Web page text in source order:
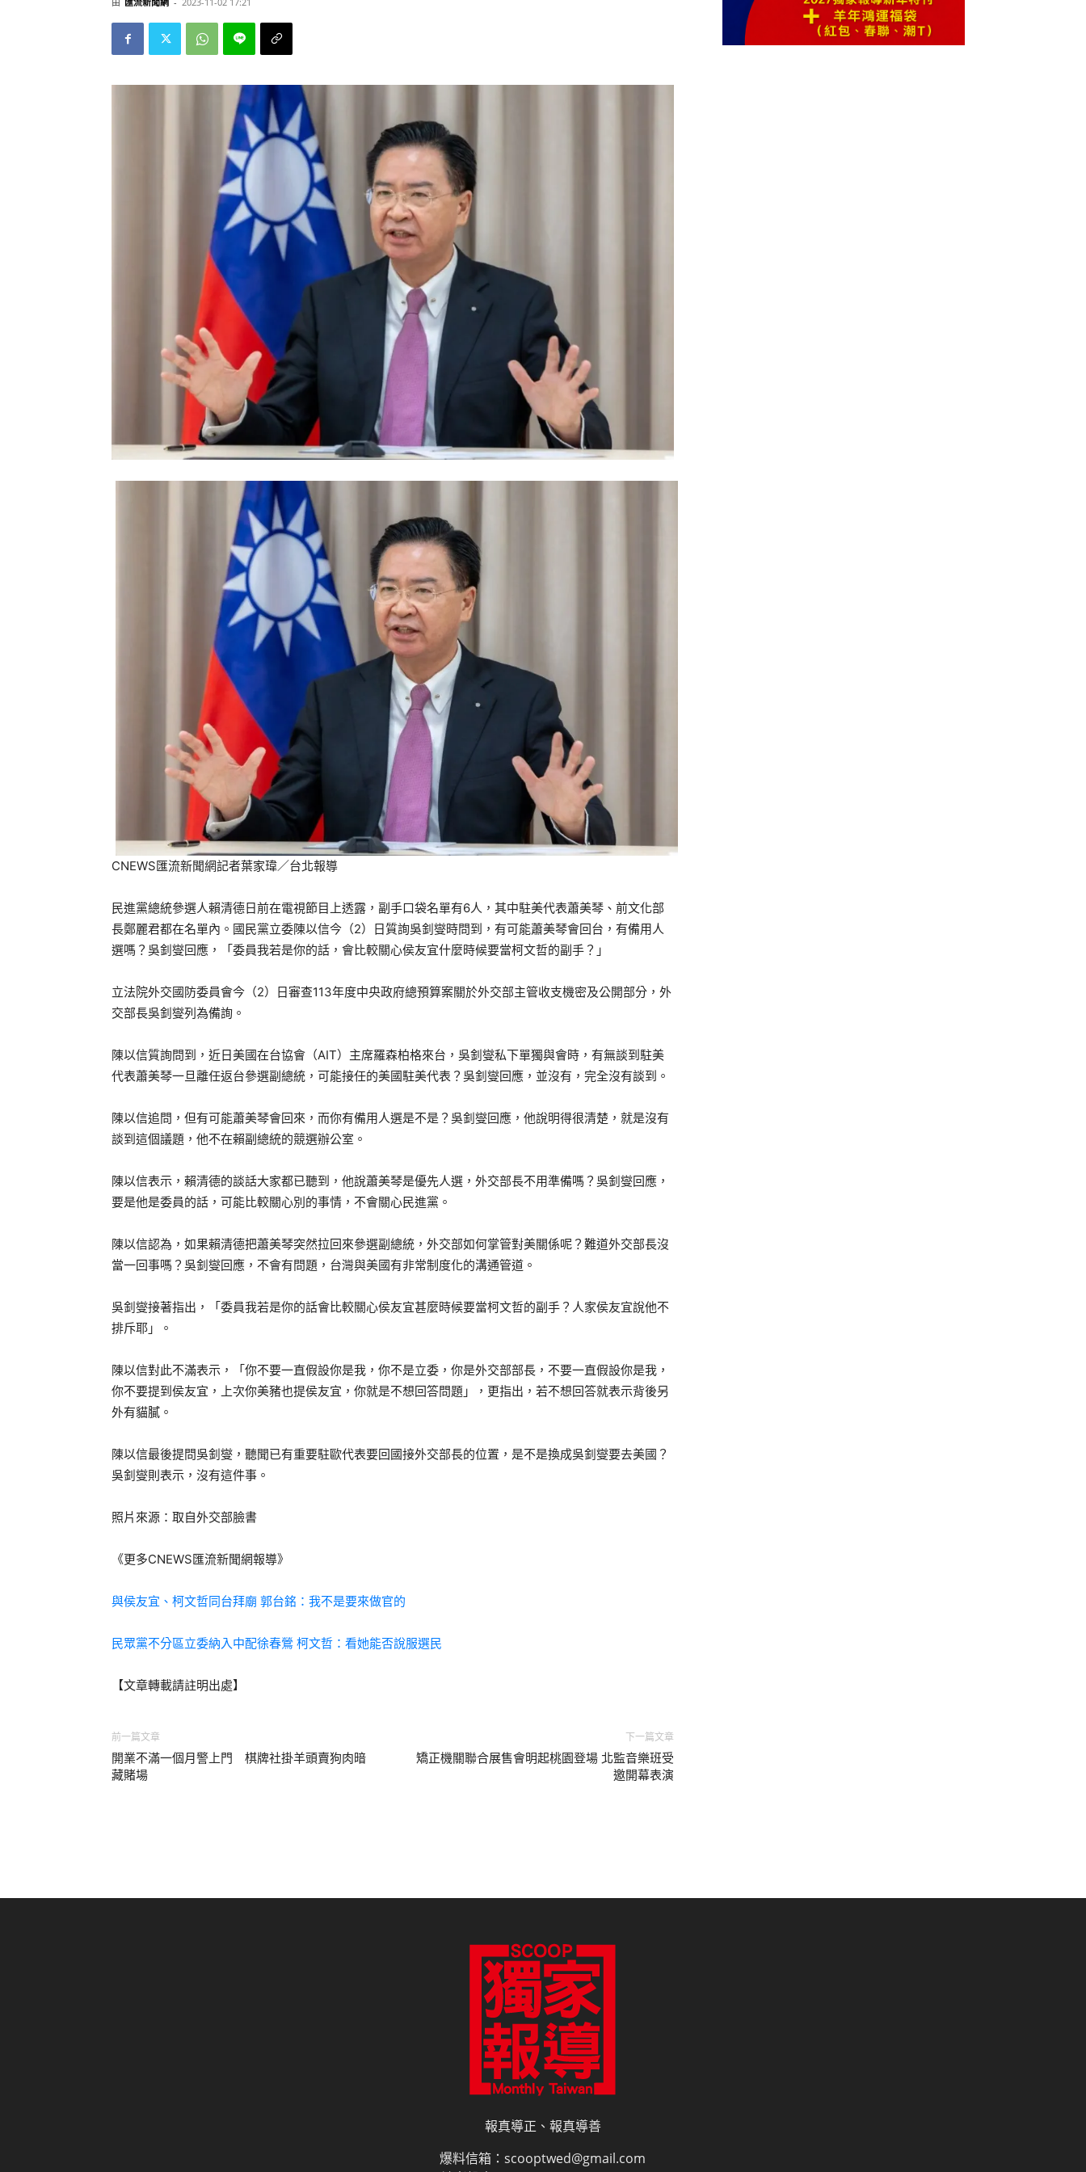
CNEWS匯流新聞網記者葉家瑋／台北報導
民進黨總統參選人賴清德日前在電視節目上透露，副手口袋名單有6人，其中駐美代表蕭美琴、前文化部
長鄭麗君都在名單內。國民黨立委陳以信今（2）日質詢吳釗燮時問到，有可能蕭美琴會回台，有備用人
選嗎？吳釗燮回應，「委員我若是你的話，會比較關心侯友宜什麼時候要當柯文哲的副手？」
立法院外交國防委員會今（2）日審查113年度中央政府總預算案關於外交部主管收支機密及公開部分，外
交部長吳釗燮列為備詢。
陳以信質詢問到，近日美國在台協會（AIT）主席羅森柏格來台，吳釗燮私下單獨與會時，有無談到駐美
代表蕭美琴一旦離任返台參選副總統，可能接任的美國駐美代表？吳釗燮回應，並沒有，完全沒有談到。
陳以信追問，但有可能蕭美琴會回來，而你有備用人選是不是？吳釗燮回應，他說明得很清楚，就是沒有
談到這個議題，他不在賴副總統的競選辦公室。
陳以信表示，賴清德的談話大家都已聽到，他說蕭美琴是優先人選，外交部長不用準備嗎？吳釗燮回應，
要是他是委員的話，可能比較關心別的事情，不會關心民進黨。
陳以信認為，如果賴清德把蕭美琴突然拉回來參選副總統，外交部如何掌管對美關係呢？難道外交部長沒
當一回事嗎？吳釗燮回應，不會有問題，台灣與美國有非常制度化的溝通管道。
吳釗燮接著指出，「委員我若是你的話會比較關心侯友宜甚麼時候要當柯文哲的副手？人家侯友宜說他不
排斥耶」。
陳以信對此不滿表示，「你不要一直假設你是我，你不是立委，你是外交部部長，不要一直假設你是我，
你不要提到侯友宜，上次你美豬也提侯友宜，你就是不想回答問題」，更指出，若不想回答就表示背後另
外有貓膩。
陳以信最後提問吳釗燮，聽聞已有重要駐歐代表要回國接外交部長的位置，是不是換成吳釗燮要去美國？
吳釗燮則表示，沒有這件事。
照片來源：取自外交部臉書
《更多CNEWS匯流新聞網報導》
與侯友宜、柯文哲同台拜廟 郭台銘：我不是要來做官的
民眾黨不分區立委納入中配徐春鶯 柯文哲：看她能否說服選民
【文章轉載請註明出處】
前一篇文章
開業不滿一個月警上門 棋牌社掛羊頭賣狗肉暗
藏賭場
下一篇文章
矯正機關聯合展售會明起桃園登場 北監音樂班受
邀開幕表演
報真導正、報真導善
爆料信箱：scooptwed@gmail.com